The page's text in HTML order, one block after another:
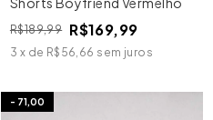
R$189,99 R$169,99
3 x de R$56,66 sem juros
- 71,00